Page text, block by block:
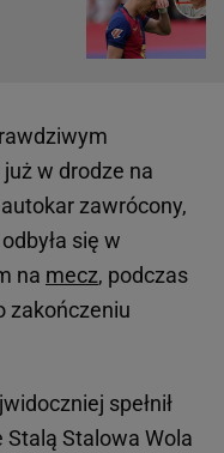
w drodze na
zawrócony,
się w
na mecz, podczas
zakończeniu
spełnił
Stalowa Wola